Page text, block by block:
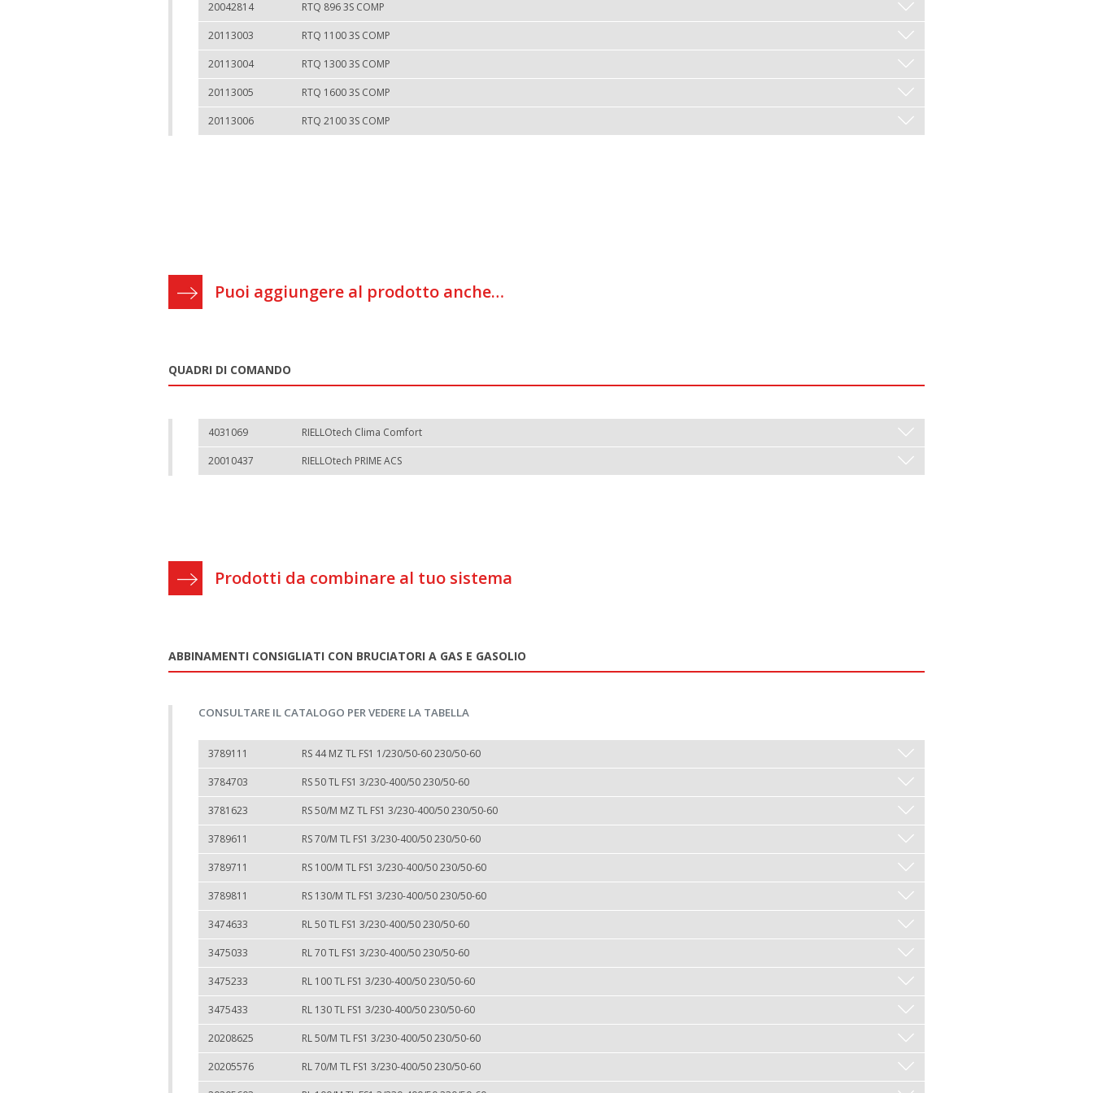
20042814 RTQ 896 3S COMP
20113003 RTQ 1100 3S COMP
20113004 RTQ 1300 3S COMP
20113005 RTQ 1600 3S COMP
20113006 RTQ 2100 3S COMP
Puoi aggiungere al prodotto anche…
QUADRI DI COMANDO
4031069 RIELLOtech Clima Comfort
20010437 RIELLOtech PRIME ACS
Prodotti da combinare al tuo sistema
ABBINAMENTI CONSIGLIATI CON BRUCIATORI A GAS E GASOLIO
CONSULTARE IL CATALOGO PER VEDERE LA TABELLA
3789111 RS 44 MZ TL FS1 1/230/50-60 230/50-60
3784703 RS 50 TL FS1 3/230-400/50 230/50-60
3781623 RS 50/M MZ TL FS1 3/230-400/50 230/50-60
3789611 RS 70/M TL FS1 3/230-400/50 230/50-60
3789711 RS 100/M TL FS1 3/230-400/50 230/50-60
3789811 RS 130/M TL FS1 3/230-400/50 230/50-60
3474633 RL 50 TL FS1 3/230-400/50 230/50-60
3475033 RL 70 TL FS1 3/230-400/50 230/50-60
3475233 RL 100 TL FS1 3/230-400/50 230/50-60
3475433 RL 130 TL FS1 3/230-400/50 230/50-60
20208625 RL 50/M TL FS1 3/230-400/50 230/50-60
20205576 RL 70/M TL FS1 3/230-400/50 230/50-60